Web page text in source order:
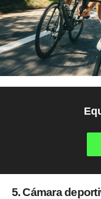
5. Cámara